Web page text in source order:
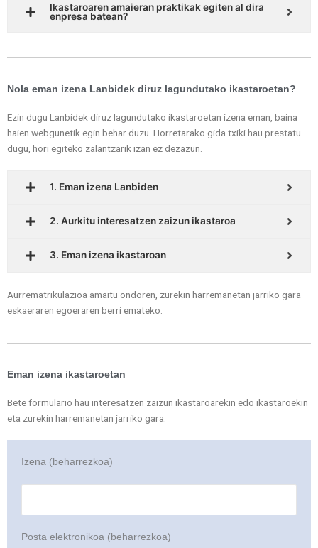
Ikastaroaren amaieran praktikak egiten al dira
enpresa batean?
Nola eman izena Lanbidek diruz lagundutako ikastaroetan?
Ezin dugu Lanbidek diruz lagundutako ikastaroetan izena eman, baina
haien webgunetik egin behar duzu. Horretarako gida txiki hau prestatu
dugu, hori egiteko zalantzarik izan ez dezazun.
1. Eman izena Lanbiden
2. Aurkitu interesatzen zaizun ikastaroa
3. Eman izena ikastaroan
Aurrematrikulazioa amaitu ondoren, zurekin harremanetan jarriko gara
eskaeraren egoeraren berri emateko.
Eman izena ikastaroetan
Bete formulario hau interesatzen zaizun ikastaroarekin edo ikastaroekin
eta zurekin harremanetan jarriko gara.
Izena (beharrezkoa)
Posta elektronikoa (beharrezkoa)